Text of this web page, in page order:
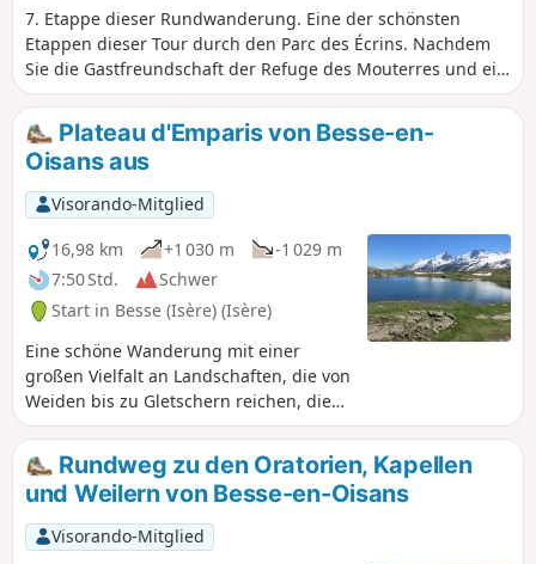
7. Etappe dieser Rundwanderung. Eine der schönsten
Etappen dieser Tour durch den Parc des Écrins. Nachdem
Sie die Gastfreundschaft der Refuge des Mouterres und ein
Biwak mit außergewöhnlicher Aussicht in vollen Zügen
genossen haben, entdecken Sie die unberührte Natur des
Plateau d'Emparis, einem Natura-2000-Gebiet mit einer
artenreichen Bergflora. Sie verlassen denGR® 54C für eine
Variante über das Plateau d'Emparis und seine drei Seen,
Cristallin, Noir und Lérié, bevor Sie wieder hinunter nach La
Grave steigen. Hinweis der Moderation: Sie befinden sich in
einem sensiblen Naturgebiet (Natura 2000), das
besonderen Vorschriften unterliegt (siehe praktische
Informationen).
Plateau d'Emparis von Besse-en-
Oisans aus
Visorando-Mitglied
16,98 km
+1 030 m
-1 029 m
7:50 Std.
Schwer
Start in Besse (Isère) (Isère)
Eine schöne Wanderung mit einer
großen Vielfalt an Landschaften, die von
Weiden bis zu Gletschern reichen, die
man auf der Nordseite der Écrins
bewundern kann. Hinweis der
Moderation: Sie befinden sich in einem
Naturschutzgebiet (Natura 2000), das
besonderen Vorschriften unterliegt
(siehe praktische Informationen).
Rundweg zu den Oratorien, Kapellen
und Weilern von Besse-en-Oisans
Visorando-Mitglied